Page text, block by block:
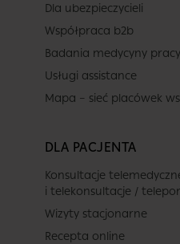
Dla ubezpieczycieli
Współpraca b2b
Badania medycyny pracy
Usługi assistance
Mapa – sieć placówek
DLA PACJENTA
Konsultacje
i telekonsultacje /
Wizyty stacjonarne
Recepta online